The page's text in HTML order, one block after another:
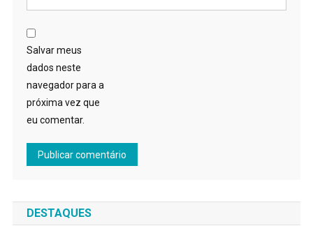
Salvar meus
dados neste
navegador para a
próxima vez que
eu comentar.
DESTAQUES